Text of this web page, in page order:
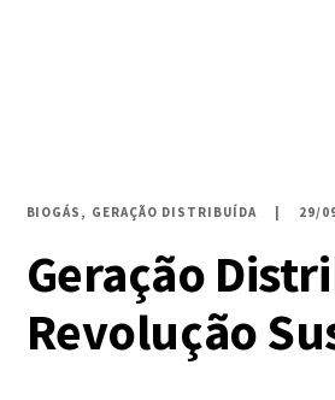
BIOGÁS GERAÇÃO DISTRIBUÍDA 29/
Geração
Revolução